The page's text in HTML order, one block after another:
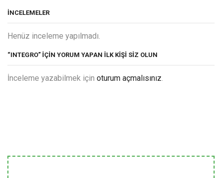
İNCELEMELER
Henüz inceleme yapılmadı.
“INTEGRO” IÇIN YORUM YAPAN ILK KIŞI SIZ OLUN
İnceleme yazabilmek için oturum açmalısınız